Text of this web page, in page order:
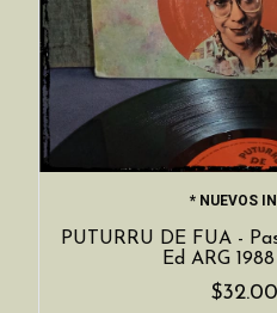
* NUEVOS
PUTURRU DE FUA -
Ed ARG